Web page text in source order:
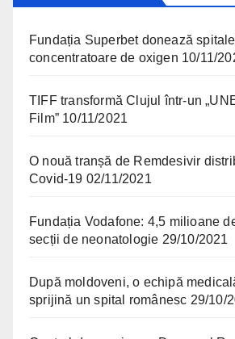
Fundația Superbet donează
concentratoare de oxigen 10/11/
TIFF transformă Clujul într-un
Film” 10/11/2021
O nouă tranșă de Remdesivir
Covid-19 02/11/2021
Fundația Vodafone: 4,5 milioane
secții de neonatologie 29/10/2021
După moldoveni, o echipă
sprijină un spital românesc 29/10/